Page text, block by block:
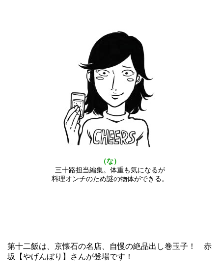
（な）
三十路担当編集。体重も気になるが
料理オンチのため謎の物体ができる。
第十二飯は、京懐石の名店、自慢の絶品出し巻玉子！ 赤
坂【やげんぼり】さんが登場です！